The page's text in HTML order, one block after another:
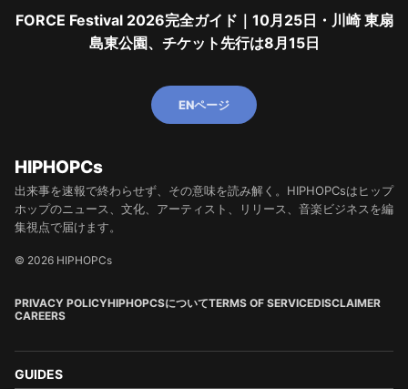
FORCE Festival 2026完全ガイド｜10月25日・川崎 東扇
島東公園、チケット先行は8月15日
ENページ
HIPHOPCs
出来事を速報で終わらせず、その意味を読み解く。HIPHOPCsはヒップ
ホップのニュース、文化、アーティスト、リリース、音楽ビジネスを編
集視点で届けます。
© 2026 HIPHOPCs
PRIVACY POLICYHIPHOPCSについてTERMS OF SERVICEDISCLAIMER
CAREERS
GUIDES